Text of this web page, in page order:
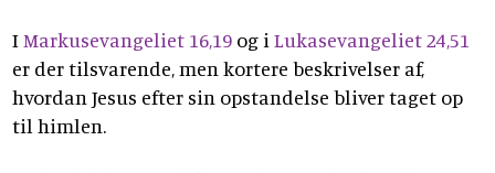
IMarkusevangeliet 16,19 og i Lukasevangeliet 24,51
er der tilsvarende, men kortere beskrivelser af,
hvordan Jesus efter sin opstandelse bliver taget op
til himlen.